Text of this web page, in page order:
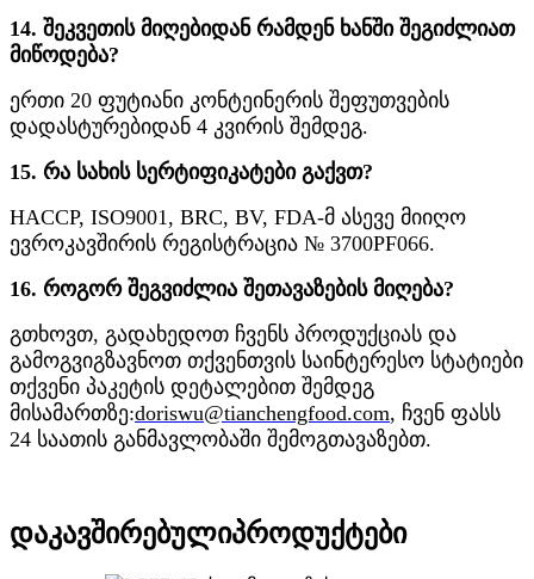
14. შეკვეთის მიღებიდან რამდენ ხანში შეგიძლიათ
მიწოდება?
ერთი 20 ფუტიანი კონტეინერის შეფუთვების
დადასტურებიდან 4 კვირის შემდეგ.
15. რა სახის სერტიფიკატები გაქვთ?
HACCP, ISO9001, BRC, BV, FDA-მ ასევე მიიღო
ევროკავშირის რეგისტრაცია № 3700PF066.
16. როგორ შეგვიძლია შეთავაზების მიღება?
გთხოვთ, გადახედოთ ჩვენს პროდუქციას და
გამოგვიგზავნოთ თქვენთვის საინტერესო სტატიები
თქვენი პაკეტის დეტალებით შემდეგ
მისამართზე:doriswu@tianchengfood.com, ჩვენ ფასს
24 საათის განმავლობაში შემოგთავაზებთ.
დაკავშირებულიპროდუქტები